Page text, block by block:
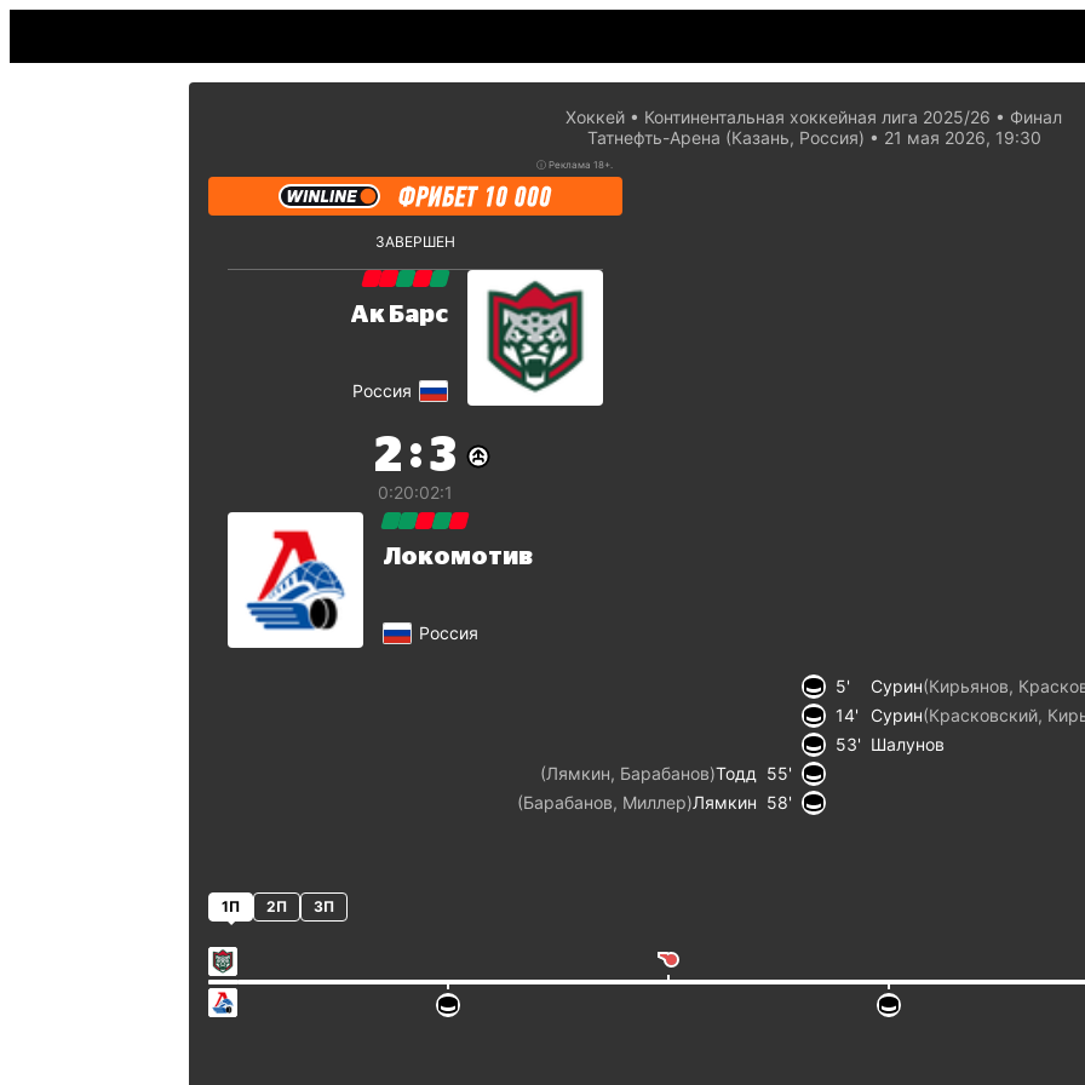
Хоккей Континентальная хоккейная лига 2025/26
Финал
Татнефть-Арена (Казань, Россия)
21 мая 2026, 19:30
ⓘ Реклама 18+.
ЗАВЕРШЕН
Ак Барс
Россия
2 :3
0:20:02:1
Локомотив
Россия
5 (Кирьянов
Сурин
14
(Красковский
Сурин
53
Шалунов
(Лямкин Барабанов)Тодд 55
(Барабанов Миллер)Лямкин 58
1П 2П 3П